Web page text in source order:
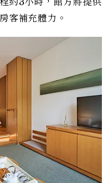
客補充體力。